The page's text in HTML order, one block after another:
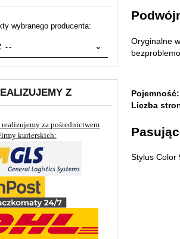
wybranego producenta:
--
Z
realizujemy za pośrednictwem
kurierskich:
Oryginalne
Pojemność:
Liczba
Stylus Color